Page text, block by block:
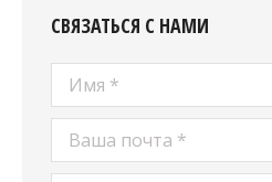
СВЯЗАТЬСЯ С НАМИ
Имя *
Ваша почта *